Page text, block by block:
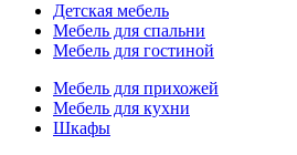
Детская мебель
Мебель для спальни
Мебель для гостиной
Мебель для прихожей
Мебель для кухни
Шкафы